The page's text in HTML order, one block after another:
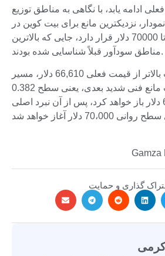
ادامه یابد، با نگاهی به مناطق توزیع
نزدیکترین مانع برای بیت کوین در
محدوده 69000 تا 70000 دلار قرار دارد، جایی که بالاترین
مناطق سودآور قبلاً شناسایی شده بودند.
شکست و تثبیت بالاتر از قیمت فعلی 66,610 دلار، مسیر
مستقیمی را به سمت مانع فنی شدید بعدی، یعنی سطح 0.382
فیبوناچی در 68،155 دلار باز خواهد کرد، پس از آن نبرد اصلی
گذاری و حمایت
کرمی